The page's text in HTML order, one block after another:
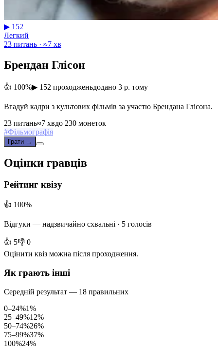
▶ 152
Легкий
23 питань · ≈7 хв
Брендан Глісон
👍 100%▶ 152 проходженьдодано 3 р. тому
Вгадуй кадри з культових фільмів за участю Брендана Глісона.
23 питань≈7 хвдо 230 монеток
#Фільмографія
Грати →
Оцінки гравців
Рейтинг квізу
👍 100%
Відгуки — надзвичайно схвальні · 5 голосів
👍 5👎 0
Оцінити квіз можна після проходження.
Як грають інші
Середній результат — 18 правильних
0–24%1%
25–49%12%
50–74%26%
75–99%37%
100%24%